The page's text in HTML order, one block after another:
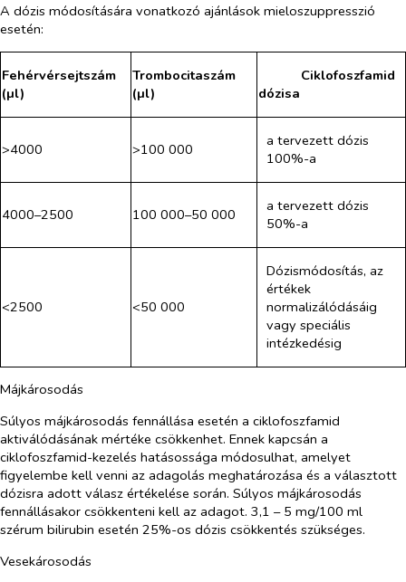
A dózis módosítására vonatkozó ajánlások mieloszuppresszió
esetén:
Fehérvérsejtszám
(µl)
Trombocitaszám
(µl)
Ciklofoszfamid
dózisa
>4000 >100 000
a tervezett dózis
100%-a
4000–2500 100 000–50 000
a tervezett dózis
50%-a
<2500 <50 000
Dózismódosítás, az
értékek
normalizálódásáig
vagy speciális
intézkedésig
Májkárosodás
Súlyos májkárosodás fennállása esetén a ciklofoszfamid
aktiválódásának mértéke csökkenhet. Ennek kapcsán a
ciklofoszfamid-kezelés hatásossága módosulhat, amelyet
figyelembe kell venni az adagolás meghatározása és a választott
dózisra adott válasz értékelése során. Súlyos májkárosodás
fennállásakor csökkenteni kell az adagot. 3,1 – 5 mg/100 ml
szérum bilirubin esetén 25%-os dózis csökkentés szükséges.
Vesekárosodás